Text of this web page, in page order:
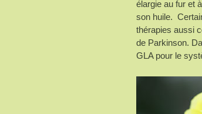
élargie au fur et
son huile.
thérapies aussi
de Parkinson.
GLA pour le